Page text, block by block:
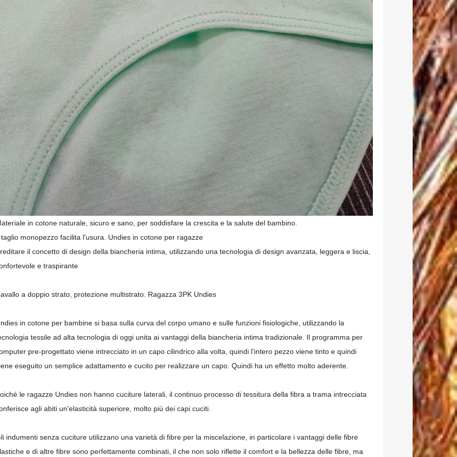
in cotone naturale, sicuro e sano, per soddisfare la crescita e la salute del bambino.
monopezzo facilita l'usura. Undies in cotone per ragazze
il concetto di design della biancheria intima, utilizzando una tecnologia di design avanzata, leggera e liscia,
e traspirante
a doppio strato, protezione multistrato. Ragazza 3PK Undies
in cotone per bambine si basa sulla curva del corpo umano e sulle funzioni fisiologiche, utilizzando la
tessile ad alta tecnologia di oggi unita ai vantaggi della biancheria intima tradizionale. Il programma per
pre-progettato viene intrecciato in un capo cilindrico alla volta, quindi l'intero pezzo viene tinto e quindi
eseguito un semplice adattamento e cucito per realizzare un capo. Quindi ha un effetto molto aderente.
le ragazze Undies non hanno cuciture laterali, il continuo processo di tessitura della fibra a trama intrecciata
agli abiti un'elasticità superiore, molto più dei capi cuciti.
indumenti senza cuciture utilizzano una varietà di fibre per la miscelazione, in particolare i vantaggi delle fibre
e di altre fibre sono perfettamente combinati, il che non solo riflette il comfort e la bellezza delle fibre, ma